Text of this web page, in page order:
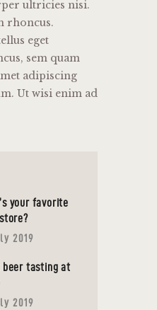
ultricies nisi.
rhoncus.
eget
sem quam
adipiscing
Ut wisi enim ad
your favorite
2019
tasting at
2019